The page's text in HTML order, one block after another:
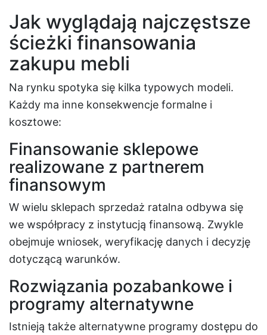
Jak wyglądają najczęstsze
ścieżki finansowania
zakupu mebli
Na rynku spotyka się kilka typowych modeli.
Każdy ma inne konsekwencje formalne i
kosztowe:
Finansowanie sklepowe
realizowane z partnerem
finansowym
W wielu sklepach sprzedaż ratalna odbywa się
we współpracy z instytucją finansową. Zwykle
obejmuje wniosek, weryfikację danych i decyzję
dotyczącą warunków.
Rozwiązania pozabankowe i
programy alternatywne
Istnieją także alternatywne programy dostępu do